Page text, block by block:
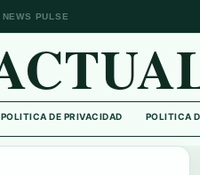
PULSE
POLITICA DE PRIVACIDAD POLITICA